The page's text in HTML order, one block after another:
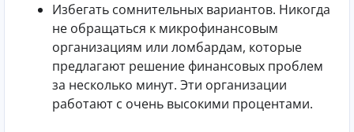
Избегать сомнительных вариантов. Никогда
не обращаться к микрофинансовым
организациям или ломбардам, которые
предлагают решение финансовых проблем
за несколько минут. Эти организации
работают с очень высокими процентами.